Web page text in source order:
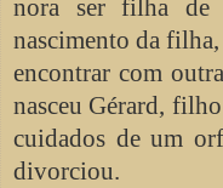
nora ser filha de
nascimento da
encontrar com
nasceu Gérard,
cuidados de um
divorciou.